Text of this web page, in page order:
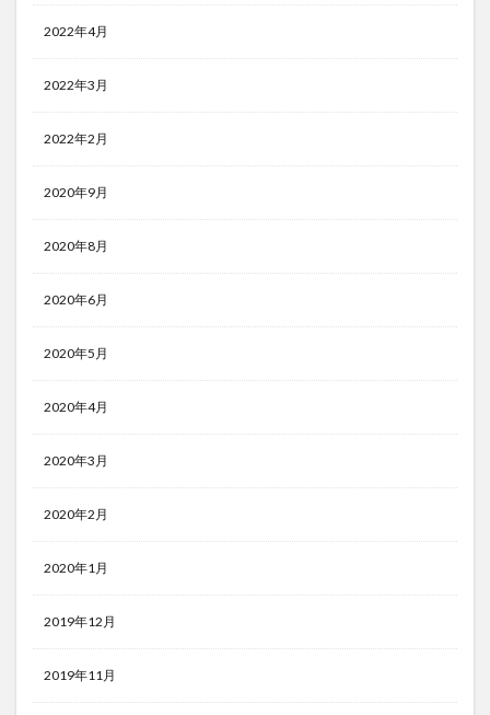
2022年4月
2022年3月
2022年2月
2020年9月
2020年8月
2020年6月
2020年5月
2020年4月
2020年3月
2020年2月
2020年1月
2019年12月
2019年11月